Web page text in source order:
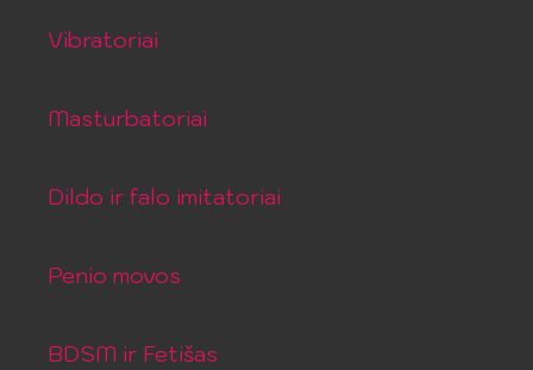
Vibratoriai
Masturbatoriai
Dildo ir falo imitatoriai
Penio movos
BDSM ir Fetišas